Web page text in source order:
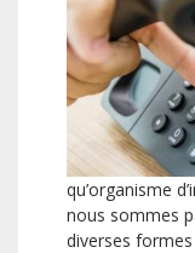
qu’organisme
nous sommes
diverses